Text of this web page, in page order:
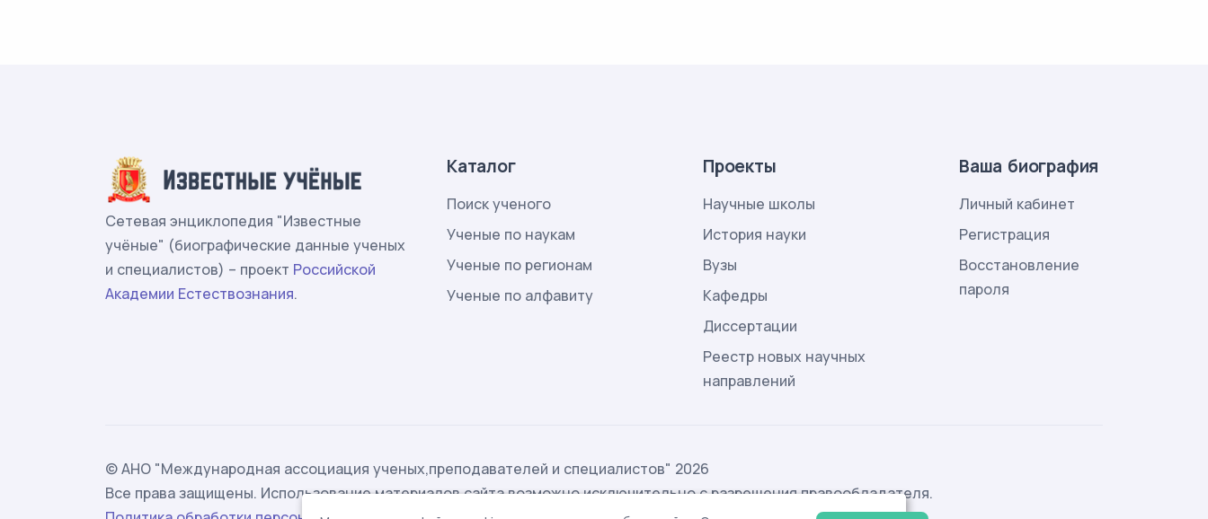
Сетевая энциклопедия "Известные
учёные" (биографические данные ученых
и специалистов) – проект Российской
Академии Естествознания.
Каталог
Поиск ученого
Ученые по наукам
Ученые по регионам
Ученые по алфавиту
Проекты
Научные школы
История науки
Вузы
Кафедры
Диссертации
Реестр новых научных
направлений
Ваша биография
Личный кабинет
Регистрация
Восстановление
пароля
© АНО "Международная ассоциация ученых,преподавателей и специалистов" 2026
Все права защищены. Использование материалов сайта возможно исключительно с разрешения правообладателя.